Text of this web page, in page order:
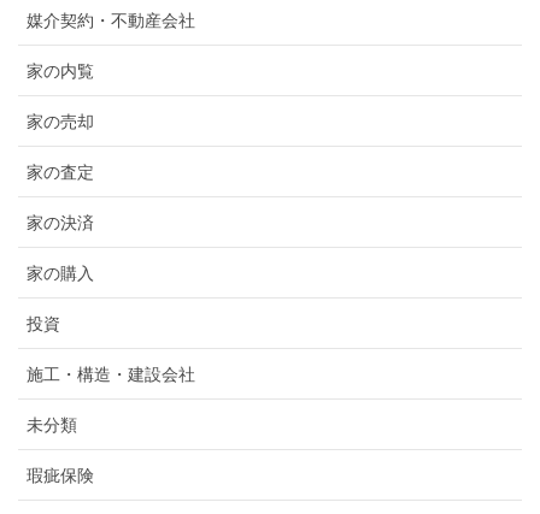
媒介契約・不動産会社
家の内覧
家の売却
家の査定
家の決済
家の購入
投資
施工・構造・建設会社
未分類
瑕疵保険